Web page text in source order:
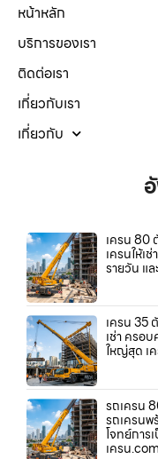
หน้าหลัก
บริการของเรา
ติดต่อเรา
เกี่ยวกับเรา
เกี่ยวกับ
เครน 80
เครนให้เ
รายวัน แล
เครน 35
เช่า ครอ
ใหญ่สุด เ
รถเครน
รถเครน
โจทย์การ
เครน.com